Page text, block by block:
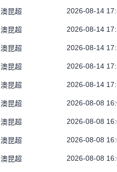
澳昆超 2026-08-14
澳昆超 2026-08-14
澳昆超 2026-08-14
澳昆超 2026-08-14
澳昆超 2026-08-14
澳昆超 2026-08-08
澳昆超 2026-08-08
澳昆超 2026-08-08
澳昆超 2026-08-08